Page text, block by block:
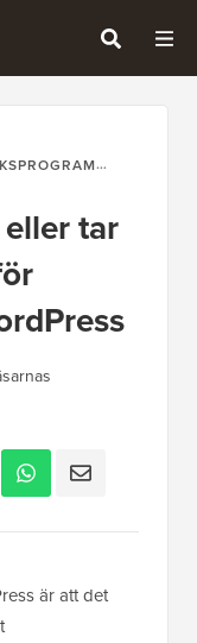
tar
är att det